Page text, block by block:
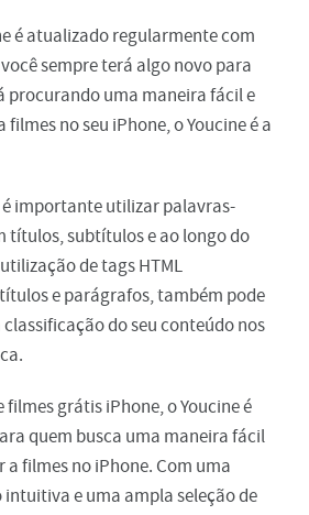
é atualizado regularmente com
sempre terá algo novo para
procurando uma maneira fácil e
no seu iPhone, o Youcine é a
é importante utilizar palavras-
títulos, subtítulos e ao longo do
de tags HTML
e parágrafos, também pode
do seu conteúdo nos
filmes grátis iPhone, o Youcine é
quem busca uma maneira fácil
filmes no iPhone. Com uma
e uma ampla seleção de